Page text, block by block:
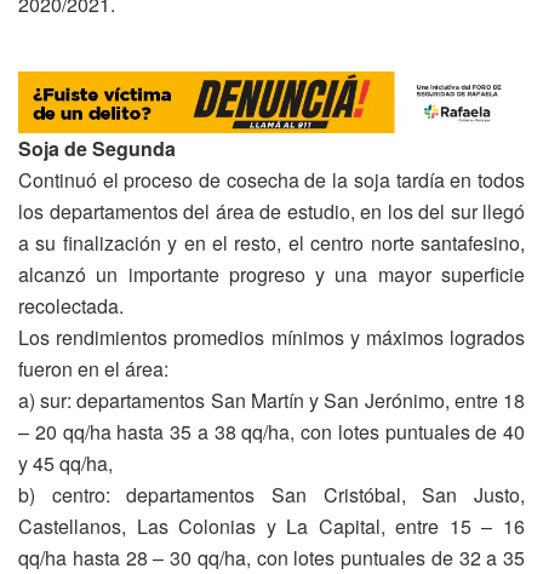
Soja de Segunda
Continuó el proceso de cosecha de la soja tardía en todos
los departamentos del área de estudio, en los del sur llegó
a su finalización y en el resto, el centro norte santafesino,
alcanzó un importante progreso y una mayor superficie
recolectada.
Los rendimientos promedios mínimos y máximos logrados
fueron en el área:
a) sur: departamentos San Martín y San Jerónimo, entre 18
– 20 qq/ha hasta 35 a 38 qq/ha, con lotes puntuales de 40
y 45 qq/ha,
b) centro: departamentos San Cristóbal, San Justo,
Castellanos, Las Colonias y La Capital, entre 15 – 16
qq/ha hasta 28 – 30 qq/ha, con lotes puntuales de 32 a 35